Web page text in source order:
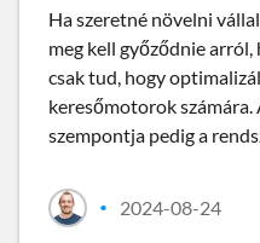
Ha szeretné növelni
meg kell győződnie
csak tud, hogy
keresőmotorok számára.
szempontja pedig a
• 2024-08-24